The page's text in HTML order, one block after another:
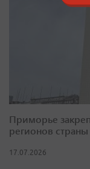
Приморье
регионов страны
17.07.2026